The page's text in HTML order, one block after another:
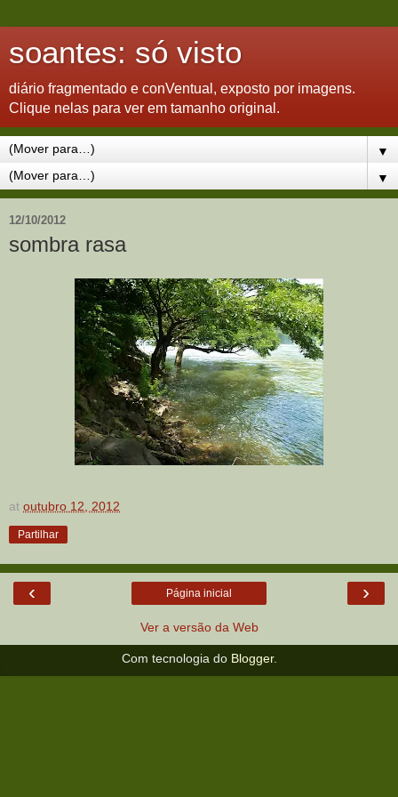
soantes: só visto
diário fragmentado e conVentual, exposto por imagens.
Clique nelas para ver em tamanho original.
▼
▼
12/10/2012
sombra rasa
at outubro 12, 2012
Partilhar
‹ ›
Página inicial
Ver a versão da Web
Com tecnologia do Blogger.